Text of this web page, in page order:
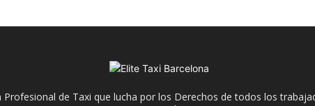
Profesional de Taxi que lucha por los Derechos de todos los